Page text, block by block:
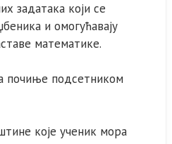
задатака који се
и омогућавају
математике.
почиње подсетником
које ученик мора